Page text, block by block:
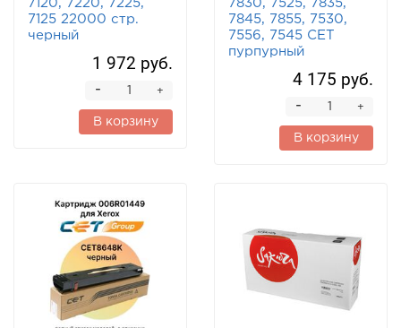
7120, 7220, 7225,
7125 22000 стр.
черный
1 972 руб.
+
-
В корзину
7830, 7525, 7835,
7845, 7855, 7530,
7556, 7545 CET
пурпурный
4 175 руб.
+
-
В корзину